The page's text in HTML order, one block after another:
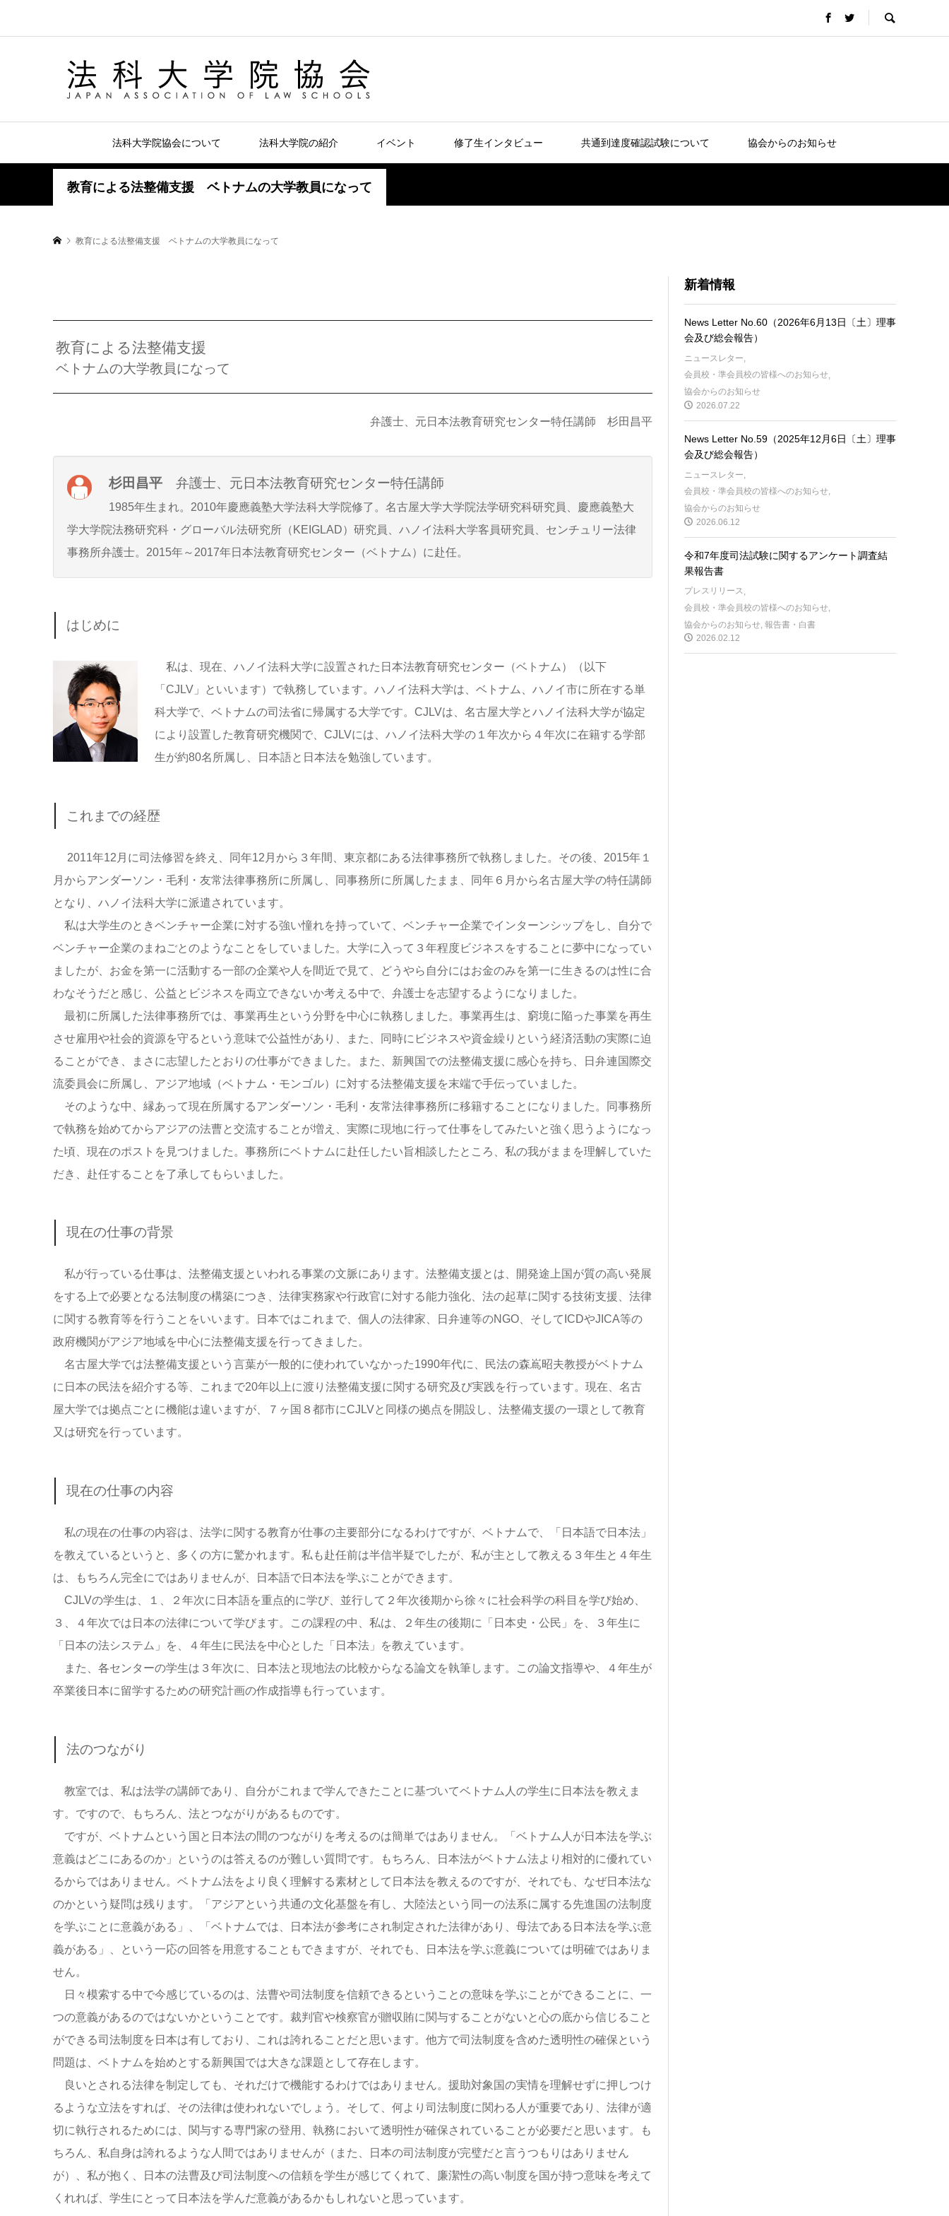
法科大学院協会について 法科大学院の紹介 イベント 修了生インタビュー 共通到達度確認試験について 協会からのお知らせ
教育による法整備支援 ベトナムの大学教員になって
教育による法整備支援 ベトナムの大学教員になって
教育による法整備支援
ベトナムの大学教員になって
弁護士、元日本法教育研究センター特任講師 杉田昌平
杉田昌平弁護士、元日本法教育研究センター特任講師
1985年生まれ。2010年慶應義塾大学法科大学院修了。名古屋大学大学院法学研究科研究員、慶應義塾大
学大学院法務研究科・グローバル法研究所（KEIGLAD）研究員、ハノイ法科大学客員研究員、センチュリー法律
事務所弁護士。2015年～2017年日本法教育研究センター（ベトナム）に赴任。
はじめに
私は、現在、ハノイ法科大学に設置された日本法教育研究センター（ベトナム）（以下
「CJLV」といいます）で執務しています。ハノイ法科大学は、ベトナム、ハノイ市に所在する単
科大学で、ベトナムの司法省に帰属する大学です。CJLVは、名古屋大学とハノイ法科大学が協定
により設置した教育研究機関で、CJLVには、ハノイ法科大学の１年次から４年次に在籍する学部
生が約80名所属し、日本語と日本法を勉強しています。
これまでの経歴
2011年12月に司法修習を終え、同年12月から３年間、東京都にある法律事務所で執務しました。その後、2015年１
月からアンダーソン・毛利・友常法律事務所に所属し、同事務所に所属したまま、同年６月から名古屋大学の特任講師
となり、ハノイ法科大学に派遣されています。
私は大学生のときベンチャー企業に対する強い憧れを持っていて、ベンチャー企業でインターンシップをし、自分で
ベンチャー企業のまねごとのようなことをしていました。大学に入って３年程度ビジネスをすることに夢中になってい
ましたが、お金を第一に活動する一部の企業や人を間近で見て、どうやら自分にはお金のみを第一に生きるのは性に合
わなそうだと感じ、公益とビジネスを両立できないか考える中で、弁護士を志望するようになりました。
最初に所属した法律事務所では、事業再生という分野を中心に執務しました。事業再生は、窮境に陥った事業を再生
させ雇用や社会的資源を守るという意味で公益性があり、また、同時にビジネスや資金繰りという経済活動の実際に迫
ることができ、まさに志望したとおりの仕事ができました。また、新興国での法整備支援に感心を持ち、日弁連国際交
流委員会に所属し、アジア地域（ベトナム・モンゴル）に対する法整備支援を末端で手伝っていました。
そのような中、縁あって現在所属するアンダーソン・毛利・友常法律事務所に移籍することになりました。同事務所
で執務を始めてからアジアの法曹と交流することが増え、実際に現地に行って仕事をしてみたいと強く思うようになっ
た頃、現在のポストを見つけました。事務所にベトナムに赴任したい旨相談したところ、私の我がままを理解していた
だき、赴任することを了承してもらいました。
現在の仕事の背景
私が行っている仕事は、法整備支援といわれる事業の文脈にあります。法整備支援とは、開発途上国が質の高い発展
をする上で必要となる法制度の構築につき、法律実務家や行政官に対する能力強化、法の起草に関する技術支援、法律
に関する教育等を行うことをいいます。日本ではこれまで、個人の法律家、日弁連等のNGO、そしてICDやJICA等の
政府機関がアジア地域を中心に法整備支援を行ってきました。
名古屋大学では法整備支援という言葉が一般的に使われていなかった1990年代に、民法の森嶌昭夫教授がベトナム
に日本の民法を紹介する等、これまで20年以上に渡り法整備支援に関する研究及び実践を行っています。現在、名古
屋大学では拠点ごとに機能は違いますが、７ヶ国８都市にCJLVと同様の拠点を開設し、法整備支援の一環として教育
又は研究を行っています。
現在の仕事の内容
私の現在の仕事の内容は、法学に関する教育が仕事の主要部分になるわけですが、ベトナムで、「日本語で日本法」
を教えているというと、多くの方に驚かれます。私も赴任前は半信半疑でしたが、私が主として教える３年生と４年生
は、もちろん完全にではありませんが、日本語で日本法を学ぶことができます。
CJLVの学生は、１、２年次に日本語を重点的に学び、並行して２年次後期から徐々に社会科学の科目を学び始め、
３、４年次では日本の法律について学びます。この課程の中、私は、２年生の後期に「日本史・公民」を、３年生に
「日本の法システム」を、４年生に民法を中心とした「日本法」を教えています。
また、各センターの学生は３年次に、日本法と現地法の比較からなる論文を執筆します。この論文指導や、４年生が
卒業後日本に留学するための研究計画の作成指導も行っています。
法のつながり
教室では、私は法学の講師であり、自分がこれまで学んできたことに基づいてベトナム人の学生に日本法を教えま
す。ですので、もちろん、法とつながりがあるものです。
ですが、ベトナムという国と日本法の間のつながりを考えるのは簡単ではありません。「ベトナム人が日本法を学ぶ
意義はどこにあるのか」というのは答えるのが難しい質問です。もちろん、日本法がベトナム法より相対的に優れてい
るからではありません。ベトナム法をより良く理解する素材として日本法を教えるのですが、それでも、なぜ日本法な
のかという疑問は残ります。「アジアという共通の文化基盤を有し、大陸法という同一の法系に属する先進国の法制度
を学ぶことに意義がある」、「ベトナムでは、日本法が参考にされ制定された法律があり、母法である日本法を学ぶ意
義がある」、という一応の回答を用意することもできますが、それでも、日本法を学ぶ意義については明確ではありま
せん。
日々模索する中で今感じているのは、法曹や司法制度を信頼できるということの意味を学ぶことができることに、一
つの意義があるのではないかということです。裁判官や検察官が贈収賄に関与することがないと心の底から信じること
ができる司法制度を日本は有しており、これは誇れることだと思います。他方で司法制度を含めた透明性の確保という
問題は、ベトナムを始めとする新興国では大きな課題として存在します。
良いとされる法律を制定しても、それだけで機能するわけではありません。援助対象国の実情を理解せずに押しつけ
るような立法をすれば、その法律は使われないでしょう。そして、何より司法制度に関わる人が重要であり、法律が適
切に執行されるためには、関与する専門家の登用、執務において透明性が確保されていることが必要だと思います。も
ちろん、私自身は誇れるような人間ではありませんが（また、日本の司法制度が完璧だと言うつもりはありません
が）、私が抱く、日本の法曹及び司法制度への信頼を学生が感じてくれて、廉潔性の高い制度を国が持つ意味を考えて
くれれば、学生にとって日本法を学んだ意義があるかもしれないと思っています。
新着情報
News Letter No.60（2026年6月13日〔土〕理事
会及び総会報告）
ニュースレター
会員校・準会員校の皆様へのお知らせ
協会からのお知らせ
2026.07.22
News Letter No.59（2025年12月6日〔土〕理事
会及び総会報告）
ニュースレター
会員校・準会員校の皆様へのお知らせ,
協会からのお知らせ
2026.06.12
令和7年度司法試験に関するアンケート調査結
果報告書
プレスリリース
会員校・準会員校の皆様へのお知らせ,
協会からのお知らせ ,報告書・白書
2026.02.12